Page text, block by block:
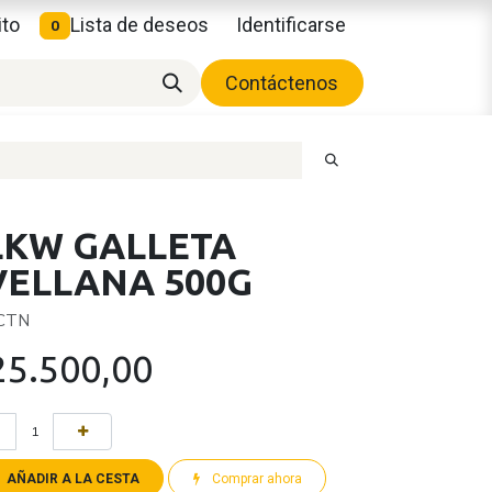
0 Lista de deseos Identificarse
Contáctenos
GALLETA
500G
AÑADIR A LA CESTA Comprar ahora